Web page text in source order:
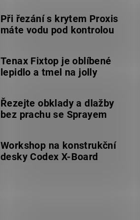
Při řezání s krytem Proxis
máte vodu pod kontrolou
Tenax Fixtop je oblíbené
lepidlo a tmel na jolly
Řezejte obklady a dlažby
bez prachu se Sprayem
Workshop na konstrukční
desky Codex X-Board